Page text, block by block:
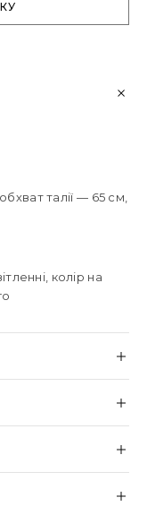
талії — 65 см,
колір на